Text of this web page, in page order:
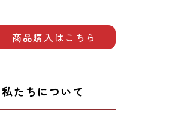
商品購入はこちら
私たちについて